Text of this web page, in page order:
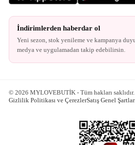
İndirimlerden haberdar ol
Yeni sezon, stok yenileme ve kampanya
medya ve uygulamadan takip edebilirsin.
© 2026 MYLOVEBUTİK - Tüm hakları saklıdır.
Gizlilik Politikası ve ÇerezlerSatış Genel